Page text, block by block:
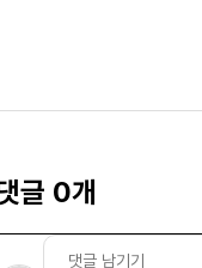
글 0개